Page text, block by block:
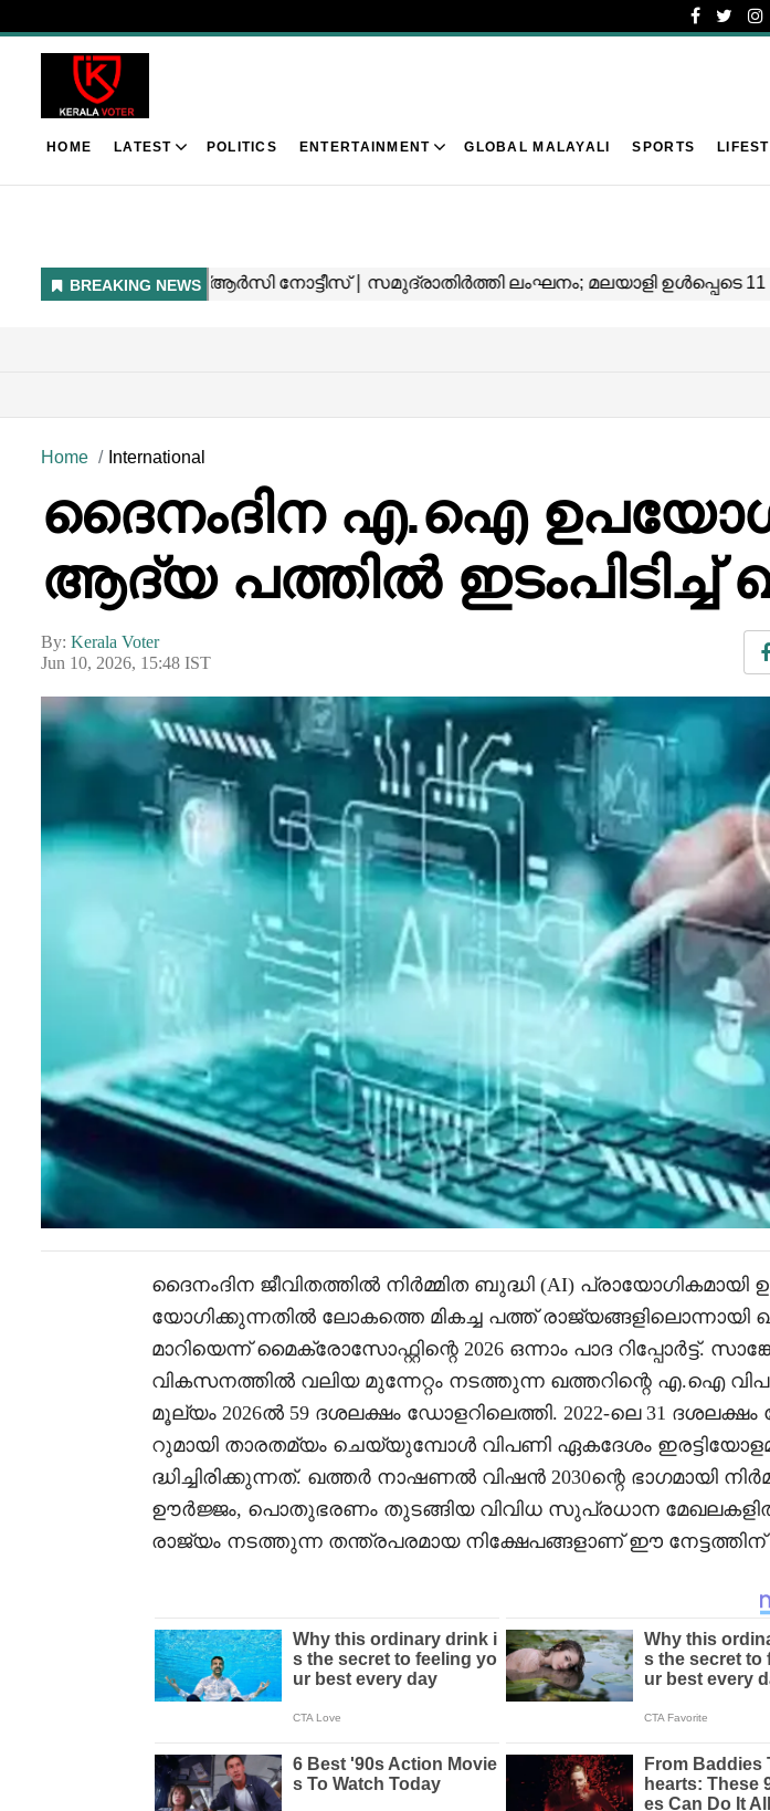
HOME LATEST POLITICS ENTERTAINMENT GLOBAL MALAYALI SPORTS
Home International
ദൈനംദിന എ.ഐ
ആദ്യ പത്തിൽ ഇടംപിടിച്ച്
By: Kerala Voter
Jun 10, 2026, 15:48 IST
ദൈനംദിന ജീവിതത്തിൽ നിർമ്മിത ബുദ്ധി (AI) പ്രായോഗികമായി
യോഗിക്കുന്നതിൽ ലോകത്തെ മികച്ച പത്ത് രാജ്യങ്ങളിലൊന്നായി
മാറിയെന്ന് മൈക്രോസോഫ്റ്റിന്റെ 2026 ഒന്നാം പാദ റിപ്പോർട്ട്.
വികസനത്തിൽ വലിയ മുന്നേറ്റം നടത്തുന്ന ഖത്തറിന്റെ എ.ഐ
മൂല്യം 2026ൽ 59 ദശലക്ഷം ഡോളറിലെത്തി. 2022-ലെ 31
റുമായി താരതമ്യം ചെയ്യുമ്പോൾ വിപണി ഏകദേശം
ദ്ധിച്ചിരിക്കുന്നത്. ഖത്തർ നാഷണൽ വിഷൻ 2030ന്റെ ഭാഗമായി
ഊർജ്ജം, പൊതുഭരണം തുടങ്ങിയ വിവിധ സുപ്രധാന
രാജ്യം നടത്തുന്ന തന്ത്രപരമായ നിക്ഷേപങ്ങളാണ് ഈ നേട്ടത്തിന്